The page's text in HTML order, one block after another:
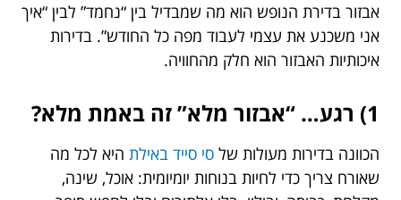
אבזור בדירת הנופש הוא מה שמבדיל בין “נחמד” לבין “איך
אני משכנע את עצמי לעבוד מפה כל החודש”. בדירות
איכותיות האבזור הוא חלק מהחוויה.
1) רגע… “אבזור מלא” זה באמת מלא?
הכוונה בדירות מעולות של סי סייד באילת היא לכל מה
שאורח צריך כדי לחיות בנוחות יומיומית: אוכל, שינה,